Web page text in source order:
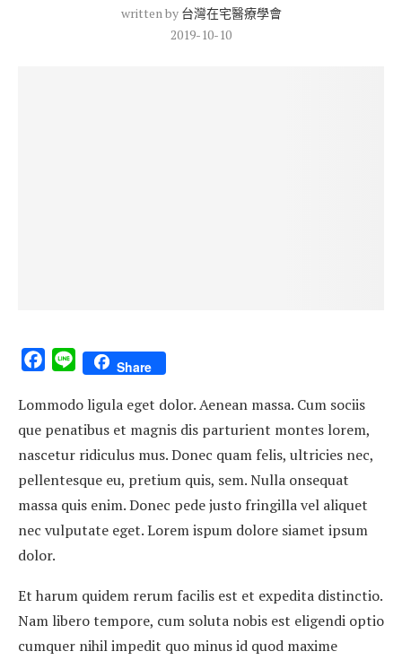
written by 台灣在宅醫療學會
2019-10-10
Facebook
Line Share
Lommodo ligula eget dolor. Aenean massa. Cum sociis
que penatibus et magnis dis parturient montes lorem,
nascetur ridiculus mus. Donec quam felis, ultricies nec,
pellentesque eu, pretium quis, sem. Nulla onsequat
massa quis enim. Donec pede justo fringilla vel aliquet
nec vulputate eget. Lorem ispum dolore siamet ipsum
dolor.
Et harum quidem rerum facilis est et expedita distinctio.
Nam libero tempore, cum soluta nobis est eligendi optio
cumquer nihil impedit quo minus id quod maxime